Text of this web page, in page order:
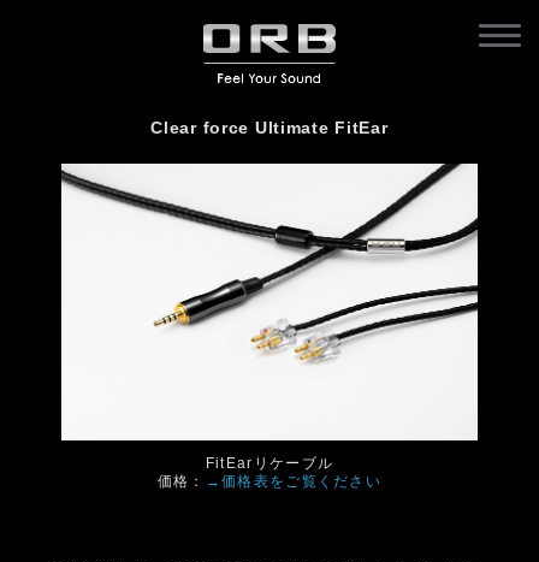
Clear force Ultimate FitEar
FitEarリケーブル
価格：
→価格表をご覧ください